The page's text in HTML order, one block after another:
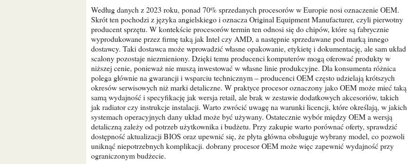
Według danych z 2023 roku, ponad 70% sprzedanych procesorów w Europie nosi oznaczenie OEM.
Skrót ten pochodzi z języka angielskiego i oznacza Original Equipment Manufacturer, czyli pierwotny
producent sprzętu. W kontekście procesorów termin ten odnosi się do chipów, które są fabrycznie
wyprodukowane przez firmę taką jak Intel czy AMD, a następnie sprzedawane pod marką innego
dostawcy. Taki dostawca może wprowadzić własne opakowanie, etykietę i dokumentację, ale sam układ
scalony pozostaje niezmieniony. Dzięki temu producenci komputerów mogą oferować produkty w
niższej cenie, ponieważ nie muszą inwestować w własne linie produkcyjne. Dla konsumenta różnica
polega głównie na gwarancji i wsparciu technicznym – producenci OEM często udzielają krótszych
okresów serwisowych niż marki detaliczne. W praktyce procesor oznaczony jako OEM może mieć taką
samą wydajność i specyfikację jak wersja retail, ale brak w zestawie dodatkowych akcesoriów, takich
jak radiator czy instrukcje instalacji. Warto zwrócić uwagę na warunki licencji, które określają, w jakich
systemach operacyjnych dany układ może być używany. Ostatecznie wybór między OEM a wersją
detaliczną zależy od potrzeb użytkownika i budżetu. Przy zakupie warto porównać oferty, sprawdzić
dostępność aktualizacji BIOS oraz upewnić się, że płyta główna obsługuje wybrany model, co pozwoli
uniknąć niepotrzebnych komplikacji. dobrany procesor OEM może więc zapewnić wydajność przy
ograniczonym budżecie.